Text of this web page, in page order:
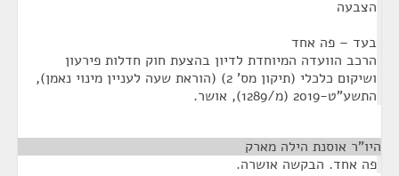
הצבעה
בעד – פה אחד
הרכב הוועדה המיוחדת לדיון בהצעת חוק חדלות פירעון
ושיקום כלכלי (תיקון מס' 2) (הוראת שעה לעניין מינוי נאמן),
התשע"ט-2019 (מ/1289), אושר.
היו"ר אוסנת הילה מארק
פה אחד. הבקשה אושרה.